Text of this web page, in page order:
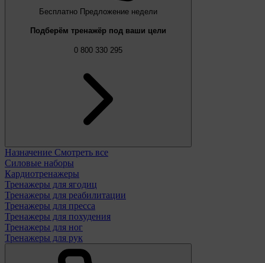
Бесплатно Предложение недели
Подберём тренажёр под ваши цели
0 800 330 295
Назначение Смотреть все
Силовые наборы
Кардиотренажеры
Тренажеры для ягодиц
Тренажеры для реабилитации
Тренажеры для пресса
Тренажеры для похудения
Тренажеры для ног
Тренажеры для рук